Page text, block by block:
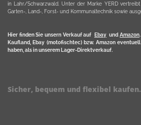
in Lahr/Schwarzwald. Unter der Marke YERD
Garten-, Land-, Forst- und Kommunaltechnik sowie
Hier finden Sie unsern Verkauf auf Ebayund Amazon
Kaufland, Ebay (motofischtec) bzw. Amazon
haben, als in unserem Lager-Direktverkauf.
Sicher, bequem und flexibel